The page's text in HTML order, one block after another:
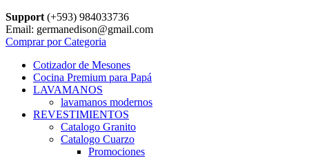
Support (+593) 984033736
Email: germanedison@gmail.com
Comprar por Categoria
Cotizador de Mesones
Cocina Premium para Papá
LAVAMANOS
lavamanos modernos
REVESTIMIENTOS
Catalogo Granito
Catalogo Cuarzo
Promociones